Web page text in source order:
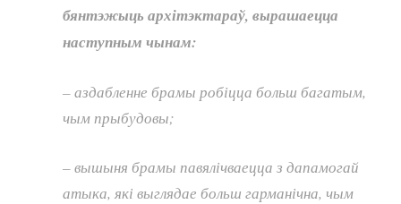
бянтэжыць архітэктараў, вырашаецца
наступным чынам:
– аздабленне брамы робіцца больш багатым,
чым прыбудовы;
– вышыня брамы павялічваецца з дапамогай
атыка, які выглядае больш гарманічна, чым